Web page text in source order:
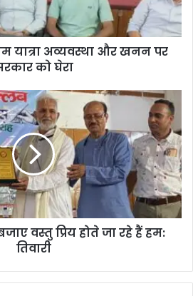
यात्रा अव्यवस्था और खनन पर
को घेरा
वस्तु प्रिय होते जा रहे हैं हम:
तिवारी